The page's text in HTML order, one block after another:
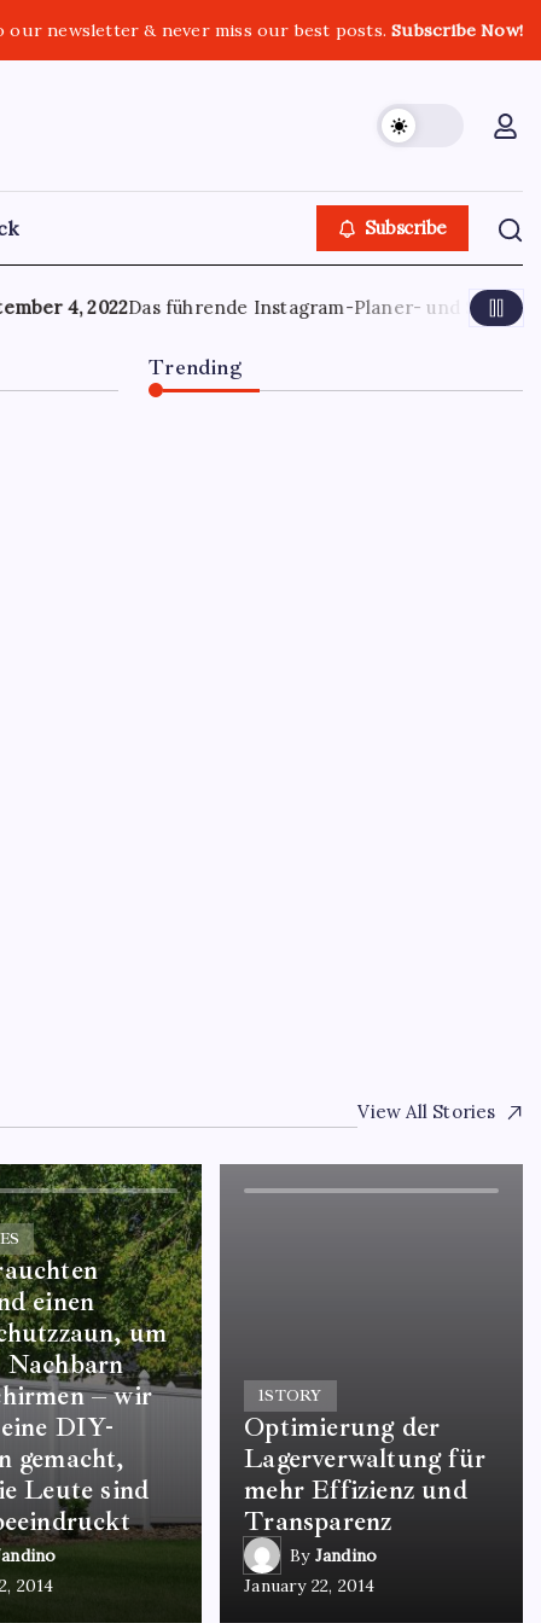
our newsletter & never miss our best posts.Subscribe Now!
Subscribe
Das führende Instagram-Planer- und Stories-
Trending
View All Stories
einen
um
Nachbarn
– wir
DIY-
gemacht,
Leute sind
2014
1STORY
Optimierung der
Lagerverwaltung für
mehr Effizienz und
Transparenz
By Jandino
January 22, 2014